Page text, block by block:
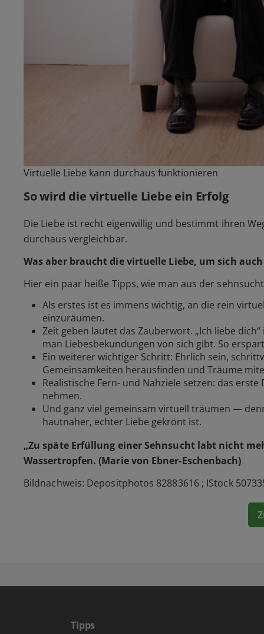
Virtuelle Liebe kann durchaus funktionieren
So wird die virtuelle Liebe ein Erfolg
Die Liebe ist recht eigenwillig und bestimmt ihren
durchaus vergleichbar.
Was aber braucht die virtuelle Liebe, um sich
Hier ein paar heiße Tipps, wie man aus der
Als erstes ist es immens wichtig, an die rein
einzuräumen.
Zeit geben lautet das Zauberwort. „Ich liebe dich“
man Liebesbekundungen von sich gibt. So
Ein weiterer wichtiger Schritt: Ehrlich sein,
Gemeinsamkeiten herausfinden und Träume
Realistische Fern- und Nahziele setzen: das
nehmen.
Und ganz viel gemeinsam virtuell träumen —
hautnaher, echter Liebe gekrönt ist.
„Zu späte Erfüllung einer Sehnsucht labt nicht
Wassertropfen. (Marie von Ebner-Eschenbach)
Bildnachweis: Depositphotos 82883616 ; IStock
Tipps